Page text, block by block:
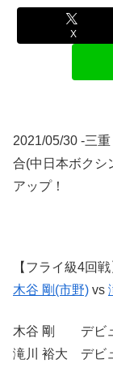
X
2021/05/30 -三
合(中日本ボク
アップ！
【フライ級4回戦
木谷 剛(市野) vs
木谷 剛 デビ
滝川 裕大 デビ